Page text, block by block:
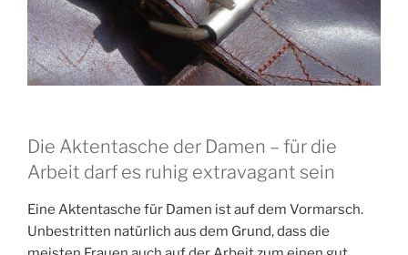
Die Aktentasche der Damen – für die
Arbeit darf es ruhig extravagant sein
Eine Aktentasche für Damen ist auf dem Vormarsch.
Unbestritten natürlich aus dem Grund, dass die